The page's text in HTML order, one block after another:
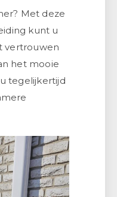
Met deze
kunt u
vertrouwen
het mooie
tegelijkertijd